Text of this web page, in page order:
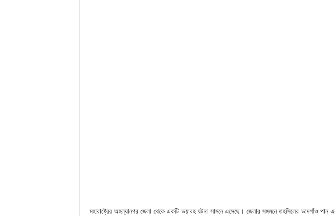
মহারাষ্ট্রের অহল্যানগর জেলা থেকে একটি ভয়াবহ ঘটনা সামনে এসেছে। জেলার সঙ্গমনে তহসিলের ভাদগাঁও পান